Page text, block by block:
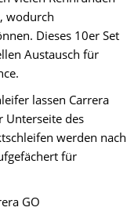
wodurch
Dieses 10er Set
Austausch für
lassen Carrera
Unterseite des
werden nach
für
GO